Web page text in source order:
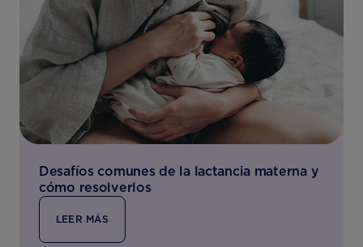
Desafíos comunes de la lactancia materna y
cómo resolverlos
LEER MÁS